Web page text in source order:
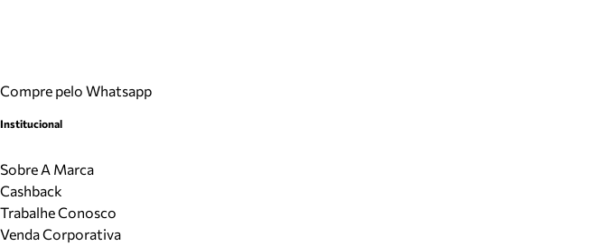
Compre pelo Whatsapp
Institucional
Sobre A Marca
Cashback
Trabalhe Conosco
Venda Corporativa